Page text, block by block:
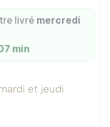
livré mercredi
min
et jeudi